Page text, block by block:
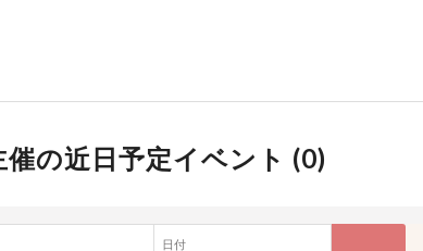
催の近日予定イベント (0)
日付